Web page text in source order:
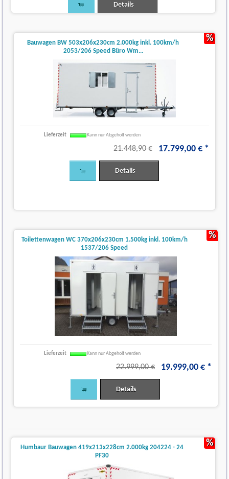
Details
Bauwagen BW 503x206x230cm 2.000kg inkl. 100km/h
2053/206 Speed Büro Wm...
Lieferzeit Kann nur Abgeholt werden
21.448,90 € 17.799,00 € *
Details
%
Toilettenwagen WC 370x206x230cm 1.500kg inkl. 100km/h
1537/206 Speed
Lieferzeit Kann nur Abgeholt werden
22.999,00 € 19.999,00 € *
Details
%
Humbaur Bauwagen 419x213x228cm 2.000kg 204224 - 24
PF30
%